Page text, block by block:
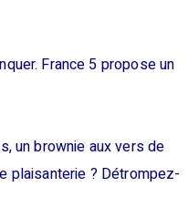
France 5 propose un
un brownie aux vers de
plaisanterie ? Détrompez-